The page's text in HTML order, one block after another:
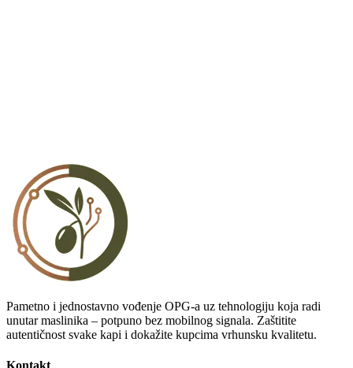
Pametno i jednostavno vođenje OPG-a uz tehnologiju koja radi
unutar maslinika – potpuno bez mobilnog signala. Zaštitite
autentičnost svake kapi i dokažite kupcima vrhunsku kvalitetu.
Kontakt